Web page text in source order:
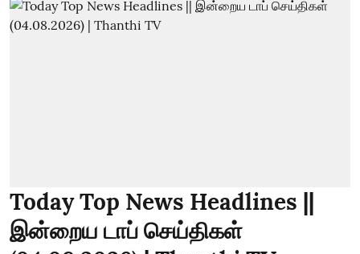
Today Top News Headlines ||
இன்றைய டாப் செய்திகள்